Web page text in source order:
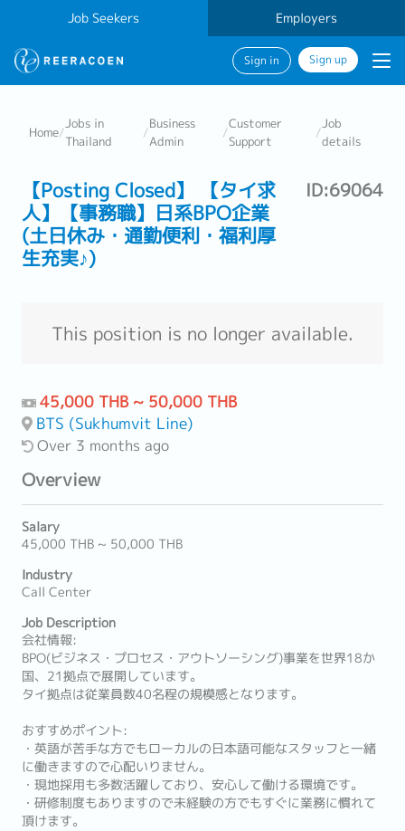
Job Seekers Employers
Sign in Sign up
Home/
Jobs in
Thailand
/
Business
Admin
/
Customer
Support
/
Job
details
【Posting Closed】 【タイ求
人】【事務職】日系BPO企業
(土日休み・通勤便利・福利厚
生充実♪)
ID:69064
This position is no longer available.
45,000 THB ~ 50,000 THB
BTS (Sukhumvit Line)
Over 3 months ago
Overview
Salary
45,000 THB ~ 50,000 THB
Industry
Call Center
Job Description
会社情報:
BPO(ビジネス・プロセス・アウトソーシング)事業を世界18か
国、21拠点で展開しています。
タイ拠点は従業員数40名程の規模感となります。
おすすめポイント:
・英語が苦手な方でもローカルの日本語可能なスタッフと一緒
に働きますので心配いりません。
・現地採用も多数活躍しており、安心して働ける環境です。
・研修制度もありますので未経験の方でもすぐに業務に慣れて
頂けます。